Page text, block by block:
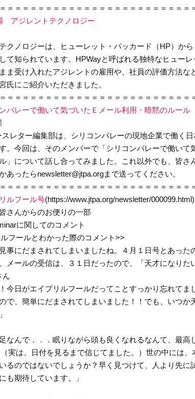
＝＝＝＝＝＝＝＝＝＝＝＝＝＝＝＝＝＝＝＝＝＝＝＝
アジレントテクノロジー
クノロジーは、ヒューレット・パッカード（HP）か
て知られています。HPWayと呼ばれる独特なヒュー
ま受け入れたアジレントの雇用や、社員の評価方法な
氏にご紹介いただきました。
＝＝＝＝＝＝＝＝＝＝＝＝＝＝＝＝＝＝＝＝＝＝＝＝
バレーで働いて気づいたＥメール利用・暗黙のルール
レター編集部は、シリコンバレーの現地企業で働く
。今回は、そのメンバーで「シリコンバレーで働いて
」について話し合ってみました。これ以外でも、皆さ
あったらnewsletter@jtpa.orgまで送ってください。
＝＝＝＝＝＝＝＝＝＝＝＝＝＝＝＝＝＝＝＝＝＝＝＝
ルフール号(https://www.jtpa.org/newsletter/000099.html)
さんからのお便りの一部
に関してのコメント
フールとわかった際のコメント>>
見事にだまされてしまいましたね。４月１日号とあった
メールの受信は、３１日だったので、「天才になりた
ん
！今日がエイプリルフールだってことすっかり忘れてま
で、簡単にだまされてしまいました！！でも、いつか
足なんで．．．眠りながら頭も良くなれるなんて、最高
実は、日付を見るまで信じてました。）世の中には、
るのではないでしょうか？早く見つけて、人より先に
も期待しています。」